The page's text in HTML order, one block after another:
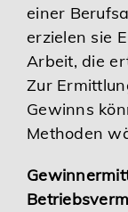
einer
erzielen sie
Arbeit, die
Zur
Gewinns
Methoden